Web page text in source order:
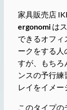
家具販売店
ergonomiは
できるオフィ
ークをする人
すが、もちろ
ンスの予行
レイをイメー
このタイプ